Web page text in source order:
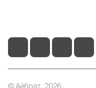
© Айбрат, 2026